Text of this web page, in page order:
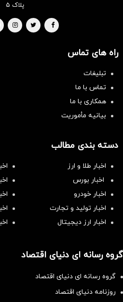
پلاک ۵
راه های تماس
تبلیغات
تماس با ما
همکاری با ما
بیانیه مأموریت
دسته بندی مطالب
اخبار طلا و ارز
اخبار بورس
اخبار خودرو
اخبار تولید و تجارت
اخبار ارز دیجیتال
گروه رسانه ای دنیای اقتصاد
گروه رسانه ای دنیای اقتصاد
روزنامه دنیای اقتصاد